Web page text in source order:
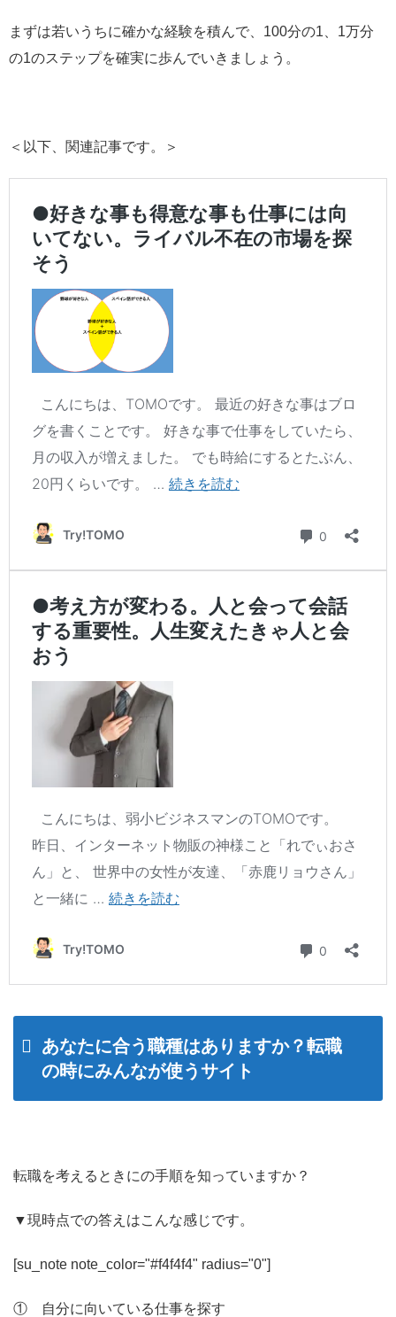
まずは若いうちに確かな経験を積んで、100分の1、1万分
の1のステップを確実に歩んでいきましょう。
＜以下、関連記事です。＞
あなたに合う職種はありますか？転職
の時にみんなが使うサイト
転職を考えるときにの手順を知っていますか？
▼現時点での答えはこんな感じです。
[su_note note_color="#f4f4f4" radius="0"]
① 自分に向いている仕事を探す